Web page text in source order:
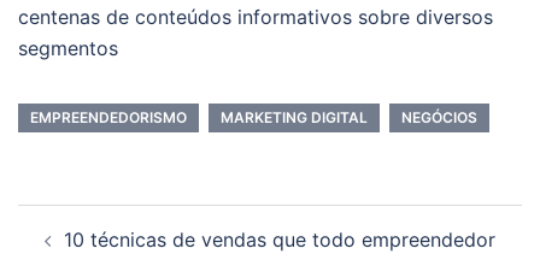
centenas de conteúdos informativos sobre diversos
segmentos
EMPREENDEDORISMO MARKETING DIGITAL NEGÓCIOS
10 técnicas de vendas que todo empreendedor